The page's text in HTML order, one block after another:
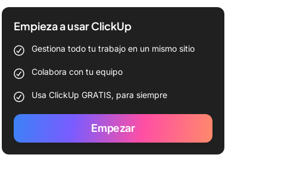
Empieza a usar ClickUp
Gestiona todo tu trabajo en un mismo sitio
Colabora con tu equipo
Usa ClickUp GRATIS, para siempre
Empezar